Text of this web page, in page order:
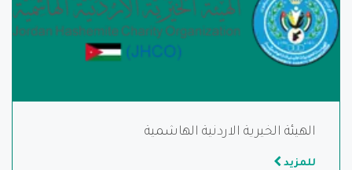
الهيئة الخيرية الاردنية الهاشمية
للمزيد